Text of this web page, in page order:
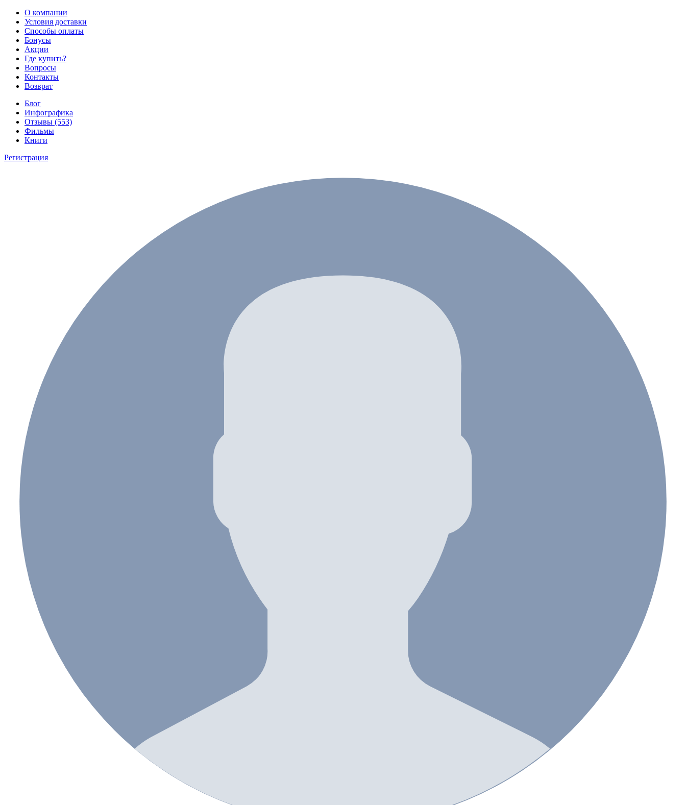
О компании
Условия доставки
Способы оплаты
Бонусы
Акции
Где купить?
Вопросы
Контакты
Возврат
Блог
Инфографика
Отзывы (553)
Фильмы
Книги
Регистрация